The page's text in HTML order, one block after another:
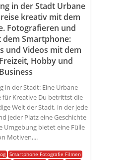
in der Stadt Urbane
kreativ mit dem
Fotografieren und
dem Smartphone:
und Videos mit dem
Hobby und
Business
in der Stadt: Eine Urbane
für Kreative Du betrittst die
Welt der Stadt, in der jede
jeder Platz eine Geschichte
Umgebung bietet eine Fülle
Motiven,...
Smartphone Fotografie Filmen